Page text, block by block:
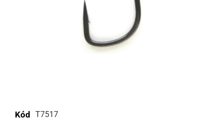
Kód T7517